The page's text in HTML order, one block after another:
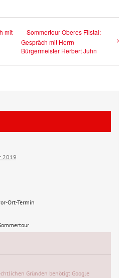
mit
Sommertour Oberes Filstal:
Gespräch mit Herrn
Bürgermeister Herbert Juhn
2019
Ort-Termin
Gründen benötigt Google